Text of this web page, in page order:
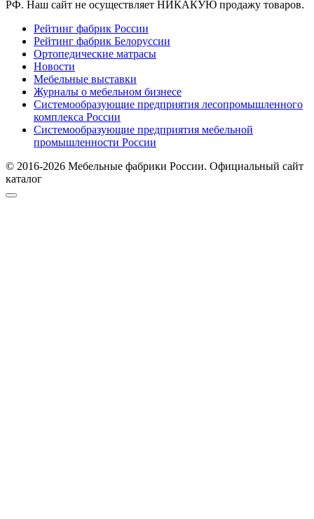
РФ. Наш сайт не осуществляет НИКАКУЮ продажу товаров.
Рейтинг фабрик России
Рейтинг фабрик Белоруссии
Ортопедические матрасы
Новости
Мебельные выставки
Журналы о мебельном бизнесе
Системообразующие предприятия лесопромышленного
комплекса России
Системообразующие предприятия мебельной
промышленности России
© 2016-2026 Мебельные фабрики России. Официальный сайт
каталог